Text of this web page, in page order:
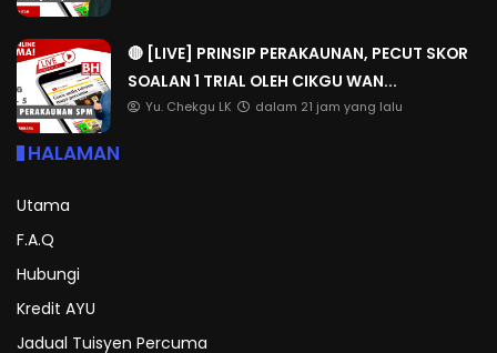
🔴 [LIVE] PRINSIP PERAKAUNAN, PECUT SKOR
SOALAN 1 TRIAL OLEH CIKGU WAN...
Yu. Chekgu LK dalam 21 jam yang lalu
HALAMAN
Utama
F.A.Q
Hubungi
Kredit AYU
Jadual Tuisyen Percuma